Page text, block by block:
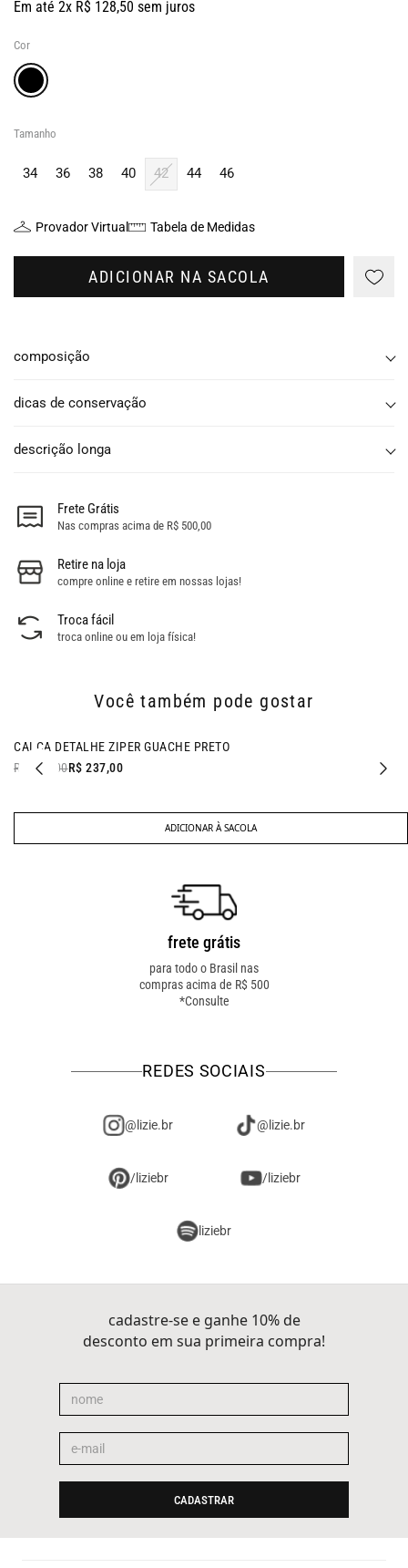
Em até 2x R$ 128,50 sem juros
Cor
Tamanho
34 36 38 40 42 44 46
Provador Virtual Tabela de Medidas
ADICIONAR NA SACOLA
composição
dicas de conservação
descrição longa
Frete Grátis
Nas compras acima de R$ 500,00
Retire na loja
compre online e retire em nossas lojas!
Troca fácil
troca online ou em loja física!
Você também pode gostar
- 46% OFF
CALCA DETALHE ZIPER GUACHE PRETO
R$ 437,00R$ 237,00
ADICIONAR À SACOLA
frete grátis
para todo o Brasil nas
compras acima de R$ 500
*Consulte
REDES SOCIAIS
@lizie.br @lizie.br
/liziebr /liziebr
liziebr
cadastre-se e ganhe 10% de
desconto em sua primeira compra!
CADASTRAR